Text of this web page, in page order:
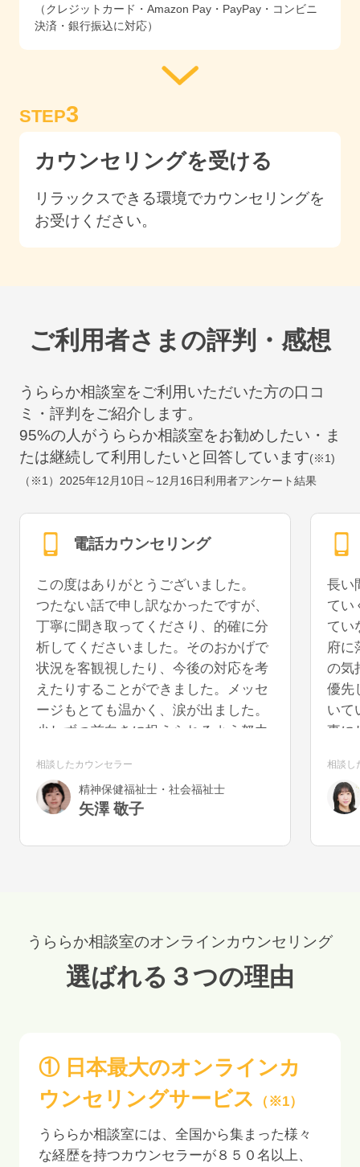
（クレジットカード・Amazon Pay・PayPay・コンビニ
決済・銀行振込に対応）
STEP3
カウンセリングを受ける
リラックスできる環境でカウンセリングを
お受けください。
ご利用者さまの評判・感想
うららか相談室をご利用いただいた方の口コ
ミ・評判をご紹介します。
95%の人がうららか相談室をお勧めしたい・ま
たは継続して利用したいと回答しています(※1)
（※1） 2025年12月10日～12月16日利用者アンケート結果
電話カウンセリング
この度はありがとうございました。
つたない話で申し訳なかったですが、
丁寧に聞き取ってくださり、的確に分
析してくださいました。そのおかげで
状況を客観視したり、今後の対応を考
えたりすることができました。メッセ
ージもとても温かく、涙が出ました。
少しずつ前向きに捉えられるよう努力
あれば、再度お話を聞いていただける
と幸いです。
相談したカウンセラー
精神保健福祉士・社会福祉士
矢澤 敬子
長い
てい
てい
府に
の気
優先
いて
事に
を切
気
う
相談し
うららか相談室のオンラインカウンセリング
選ばれる３つの理由
① 日本最大のオンラインカ
ウンセリングサービス
（※1）
うららか相談室には、全国から集まった様々
な経歴を持つカウンセラーが８５０ 名以上、